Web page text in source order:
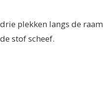
plekken langs de
stof scheef.